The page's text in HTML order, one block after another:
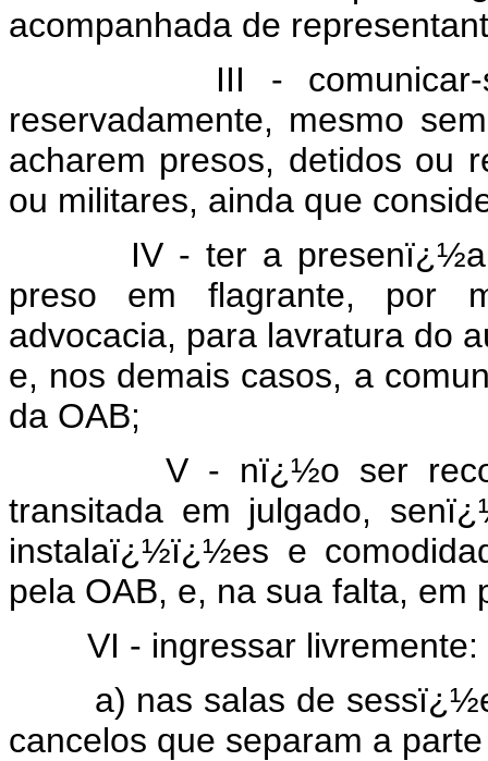
acompanhada de
III - comunicar-se
reservadamente, mesmo
acharem presos, detidos ou
ou militares, ainda que
IV - ter a presenï¿½a de
preso em flagrante, por
advocacia, para lavratura do
e, nos demais casos, a
da OAB;
V - nï¿½o ser
transitada em julgado,
instalaï¿½ï¿½es e
pela OAB, e, na sua falta,
VI - ingressar livremente:
a) nas salas de
cancelos que separam a